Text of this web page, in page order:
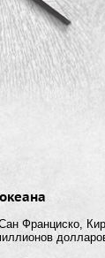
Франциско,